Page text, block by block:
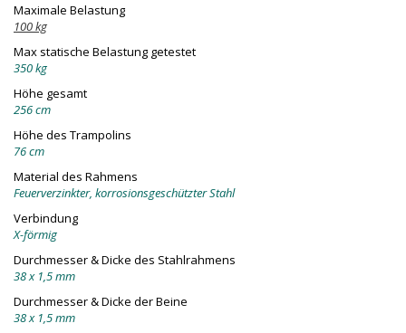
Maximale Belastung
100 kg
Max statische Belastung getestet
350 kg
Höhe gesamt
256 cm
Höhe des Trampolins
76 cm
Material des Rahmens
Feuerverzinkter, korrosionsgeschützter Stahl
Verbindung
X-förmig
Durchmesser & Dicke des Stahlrahmens
38 x 1,5 mm
Durchmesser & Dicke der Beine
38 x 1,5 mm